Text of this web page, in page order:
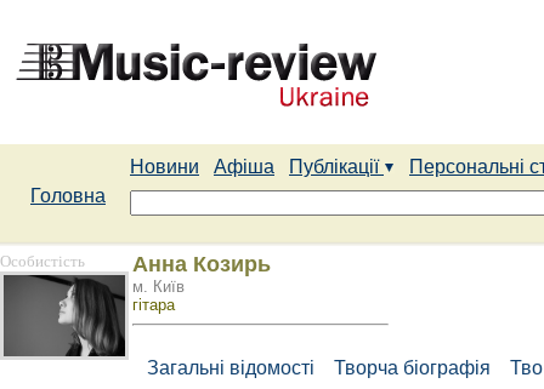
Новини Афіша Публікації
Персональні
Головна
Особистість Анна Козирь
м. Київ
гітара
Загальні відомості Творча біографія